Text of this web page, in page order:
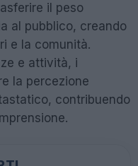
il peso
al pubblico, creando
e la comunità.
e attività, i
la percezione
contribuendo